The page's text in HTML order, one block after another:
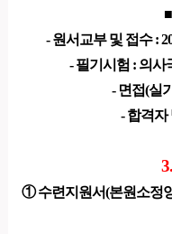
- 원서교부 및 접수 :
- 필기시험 : 의
- 면접(실
- 합격자
① 수련지원서(본원소정